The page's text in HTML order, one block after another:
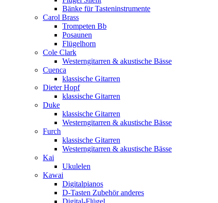
Bänke für Tasteninstrumente
Carol Brass
Trompeten Bb
Posaunen
Flügelhorn
Cole Clark
Westerngitarren & akustische Bässe
Cuenca
klassische Gitarren
Dieter Hopf
klassische Gitarren
Duke
klassische Gitarren
Westerngitarren & akustische Bässe
Furch
klassische Gitarren
Westerngitarren & akustische Bässe
Kai
Ukulelen
Kawai
Digitalpianos
D-Tasten Zubehör anderes
Digital-Flügel